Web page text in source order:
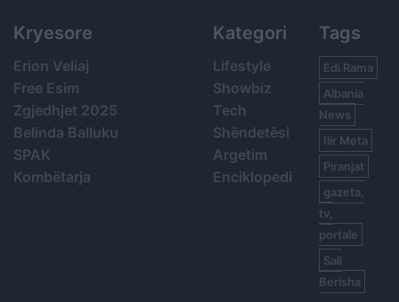
Kryesore
Erion Veliaj
Free Esim
Zgjedhjet 2025
Belinda Balluku
SPAK
Kombëtarja
Kategori
Lifestyle
Showbiz
Tech
Shëndetësi
Argetim
Enciklopedi
Tags
Edi Rama
Albania
News
Ilir Meta
Piranjat
gazeta,
tv,
portale
Sali
Berisha